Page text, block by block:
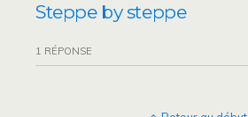
Steppe by steppe
1 RÉPONSE